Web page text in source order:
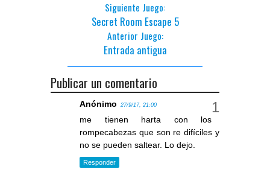
Siguiente Juego:
Secret Room Escape 5
Anterior Juego:
Entrada antigua
Publicar un comentario
Anónimo 27/9/17, 21:00
me tienen harta con los
rompecabezas que son re difíciles y
no se pueden saltear. Lo dejo.
Responder